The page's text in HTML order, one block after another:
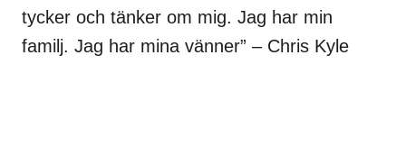
tycker och tänker om mig. Jag har min
familj. Jag har mina vänner” – Chris Kyle